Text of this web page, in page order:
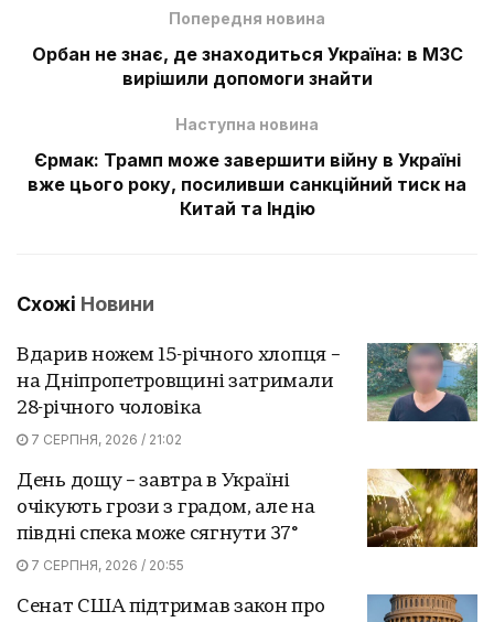
Попередня новина
Орбан не знає, де знаходиться Україна: в МЗС
вирішили допомоги знайти
Наступна новина
Єрмак: Трамп може завершити війну в Україні
вже цього року, посиливши санкційний тиск на
Китай та Індію
Схожі Новини
Вдарив ножем 15-річного хлопця –
на Дніпропетровщині затримали
28-річного чоловіка
7 СЕРПНЯ, 2026 / 21:02
День дощу – завтра в Україні
очікують грози з градом, але на
півдні спека може сягнути 37°
7 СЕРПНЯ, 2026 / 20:55
Сенат США підтримав закон про